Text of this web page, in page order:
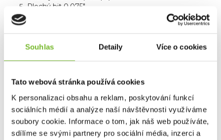
Souhlas Detaily Více o cookies
Tato webová stránka používá cookies
K personalizaci obsahu a reklam, poskytování funkcí
sociálních médií a analýze naší návštěvnosti využíváme
soubory cookie. Informace o tom, jak náš web používáte,
sdílíme se svými partnery pro sociální média, inzerci a
Plochý bit 0.075"
Křížový bit PH0 (Phillips)
Dotaz